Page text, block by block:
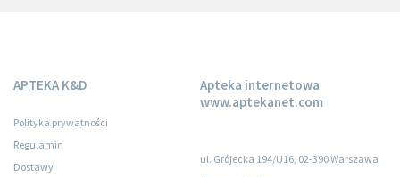
APTEKA K&D
Polityka prywatności
Regulamin
Dostawy
Apteka internetowa
www.aptekanet.com
ul. Grójecka 194/U16, 02-390 Warszawa